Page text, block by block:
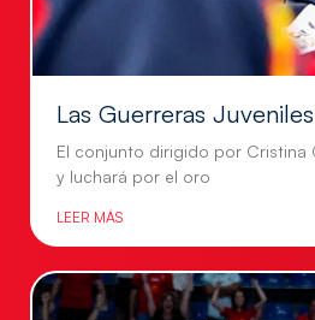
Las Guerreras
El conjunto dirigido por Cristina
y luchará por el oro
LEER MÁS